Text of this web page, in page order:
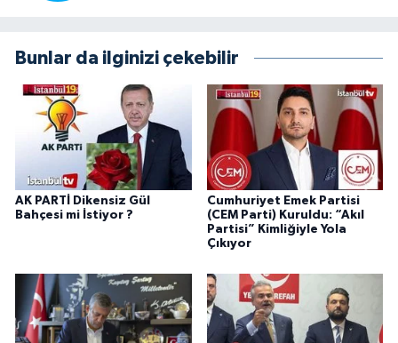
Bunlar da ilginizi çekebilir
AK PARTİ Dikensiz Gül
Bahçesi mi İstiyor ?
Cumhuriyet Emek Partisi
(CEM Parti) Kuruldu: “Akıl
Partisi” Kimliğiyle Yola
Çıkıyor